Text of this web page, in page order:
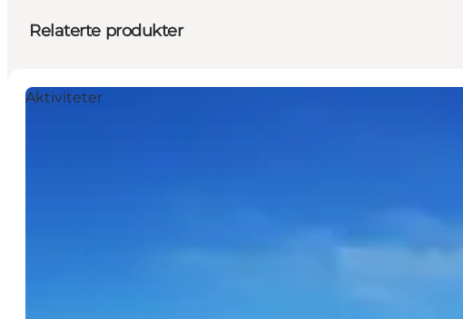
Relaterte produkter
Aktiviteter